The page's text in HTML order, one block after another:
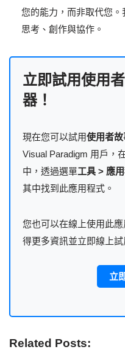
您的能力，而非取代您
思考、創作與協作。
立即試用使用
器！
現在您可以試用使用者
Visual Paradigm 用戶，
中，透過選單工具 > 應
其中找到此應用程式。
您也可以在線上使用此
得更多資訊並立即線上試
立
Related Posts: